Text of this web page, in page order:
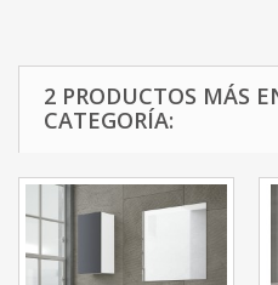
2 PRODUCTOS MÁS
CATEGORÍA: